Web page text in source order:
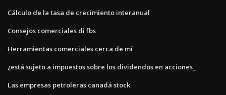
Cálculo de la tasa de crecimiento interanual
Consejos comerciales di fbs
Herramientas comerciales cerca de mí
¿está sujeto a impuestos sobre los dividendos en acciones_
Las empresas petroleras canadá stock